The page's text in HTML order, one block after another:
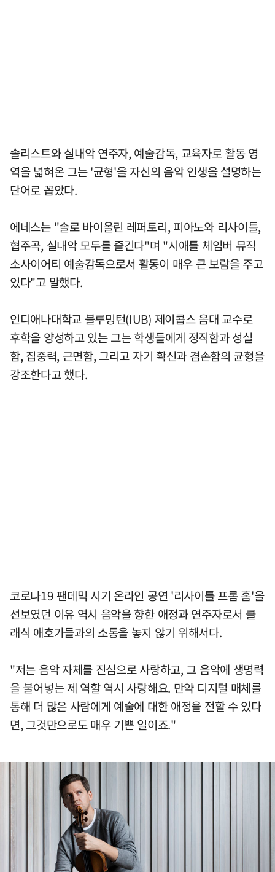
솔리스트와 실내악 연주자, 예술감독, 교육자로 활동 영
역을 넓혀온 그는 '균형'을 자신의 음악 인생을 설명하는
단어로 꼽았다.
에네스는 "솔로 바이올린 레퍼토리, 피아노와 리사이틀,
협주곡, 실내악 모두를 즐긴다"며 "시애틀 체임버 뮤직
소사이어티 예술감독으로서 활동이 매우 큰 보람을 주고
있다"고 말했다.
인디애나대학교 블루밍턴(IUB) 제이콥스 음대 교수로
후학을 양성하고 있는 그는 학생들에게 정직함과 성실
함, 집중력, 근면함, 그리고 자기 확신과 겸손함의 균형을
강조한다고 했다.
코로나19 팬데믹 시기 온라인 공연 '리사이틀 프롬 홈'을
선보였던 이유 역시 음악을 향한 애정과 연주자로서 클
래식 애호가들과의 소통을 놓지 않기 위해서다.
"저는 음악 자체를 진심으로 사랑하고, 그 음악에 생명력
을 불어넣는 제 역할 역시 사랑해요. 만약 디지털 매체를
통해 더 많은 사람에게 예술에 대한 애정을 전할 수 있다
면, 그것만으로도 매우 기쁜 일이죠."